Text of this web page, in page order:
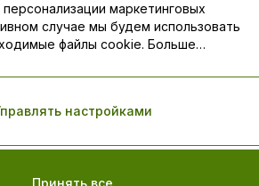
GmbH 2026 Сведения о компании
файлов cookie , иПолитики
информацию третьим лицам/Ваши
маркетинговых
случае мы будем использовать
файлы cookie. Больше
Принять все
настройками